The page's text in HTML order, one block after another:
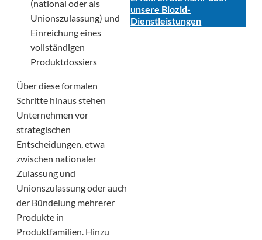
(national oder als
Unionszulassung) und
Einreichung eines
vollständigen
Produktdossiers
Über diese formalen
Schritte hinaus stehen
Unternehmen vor
strategischen
Entscheidungen, etwa
zwischen nationaler
Zulassung und
Unionszulassung oder auch
der Bündelung mehrerer
Produkte in
Produktfamilien. Hinzu
unsere Biozid-
Dienstleistungen